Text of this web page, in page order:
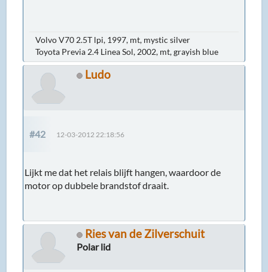
Volvo V70 2.5T lpi, 1997, mt, mystic silver
Toyota Previa 2.4 Linea Sol, 2002, mt, grayish blue
Ludo
#42 12-03-2012 22:18:56
Lijkt me dat het relais blijft hangen, waardoor de
motor op dubbele brandstof draait.
Ries van de Zilverschuit
Polar lid